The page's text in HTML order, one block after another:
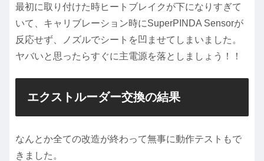
最初に取り付けた時ヒートブレイクが下になりすぎて
いて、キャリブレーション時にSuperPINDA Sensorが
反応せず、ノズルでシートを凹ませてしまいました。
ヤバいと思ったらすぐに主電源を落としましょう！！
エクストルーダー交換の結果
なんとか全ての改造が終わって無事に動作テストもで
きました。